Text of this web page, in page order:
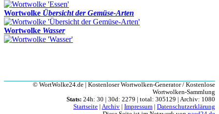
Wortwolke Übersicht der Gemüse-Arten
Wortwolke Wasser
© WortWolke24.de | Kostenloser Wortwolken-Generator / Kostenlose
Wortwolken-Sammlung
Stats: 24h: 30 | 30d: 2279 | total: 305129 | Archiv: 1080
Startseite | Archiv | Impressum | Datenschutzerklärung